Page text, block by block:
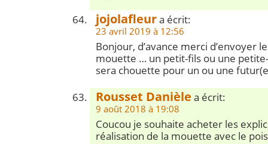
jojolafleura écrit:
23 avril 2019 à 12:56
Bonjour, d’avance merci d’envoyer
mouette … un petit-fils ou une
sera chouette pour un ou une
Rousset Danièle a écrit:
9 août 2018 à 19:08
Coucou je souhaite acheter les
réalisation de la mouette avec le